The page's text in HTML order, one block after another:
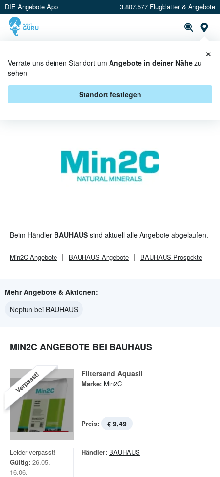
DIE Angebote App 3.807.577 Flugblätter & Angebote
Verrate uns deinen Standort um Angebote in deiner Nähe zu
sehen.
Standort festlegen
×
MIN2C BEI BAUHAUS - ANGEBOTE
& AKTIONEN
Beim Händler BAUHAUS sind aktuell alle Angebote abgelaufen.
Min2C Angebote BAUHAUS Angebote BAUHAUS Prospekte
Mehr Angebote & Aktionen:
Neptun bei BAUHAUS
MIN2C ANGEBOTE BEI BAUHAUS
Verpasst! Filtersand Aquasil
Marke: Min2C
Preis: € 9,49
Leider verpasst!
Gültig: 26.05. -
16.06.
Händler: BAUHAUS